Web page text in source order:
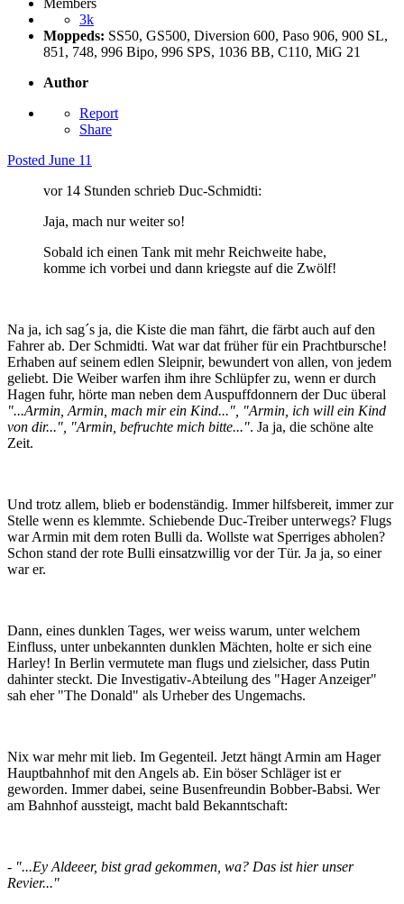
3k
Moppeds: SS50, GS500, Diversion 600, Paso 906, 900 SL,
851, 748, 996 Bipo, 996 SPS, 1036 BB, C110, MiG 21
Author
Report
Share
Posted June 11
vor 14 Stunden schrieb Duc-Schmidti:
Jaja, mach nur weiter so!
Sobald ich einen Tank mit mehr Reichweite habe,
komme ich vorbei und dann kriegste auf die Zwölf!
Na ja, ich sag´s ja, die Kiste die man fährt, die färbt auch auf den
Fahrer ab. Der Schmidti. Wat war dat früher für ein Prachtbursche!
Erhaben auf seinem edlen Sleipnir, bewundert von allen, von jedem
geliebt. Die Weiber warfen ihm ihre Schlüpfer zu, wenn er durch
Hagen fuhr, hörte man neben dem Auspuffdonnern der Duc überal
"...Armin, Armin, mach mir ein Kind...", "Armin, ich will ein Kind
von dir...", "Armin, befruchte mich bitte...". Ja ja, die schöne alte
Zeit.
Und trotz allem, blieb er bodenständig. Immer hilfsbereit, immer zur
Stelle wenn es klemmte. Schiebende Duc-Treiber unterwegs? Flugs
war Armin mit dem roten Bulli da. Wollste wat Sperriges abholen?
Schon stand der rote Bulli einsatzwillig vor der Tür. Ja ja, so einer
war er.
Dann, eines dunklen Tages, wer weiss warum, unter welchem
Einfluss, unter unbekannten dunklen Mächten, holte er sich eine
Harley! In Berlin vermutete man flugs und zielsicher, dass Putin
dahinter steckt. Die Investigativ-Abteilung des "Hager Anzeiger"
sah eher "The Donald" als Urheber des Ungemachs.
Nix war mehr mit lieb. Im Gegenteil. Jetzt hängt Armin am Hager
Hauptbahnhof mit den Angels ab. Ein böser Schläger ist er
geworden. Immer dabei, seine Busenfreundin Bobber-Babsi. Wer
am Bahnhof aussteigt, macht bald Bekanntschaft:
- "...Ey Aldeeer, bist grad gekommen, wa? Das ist hier unser
Revier..."